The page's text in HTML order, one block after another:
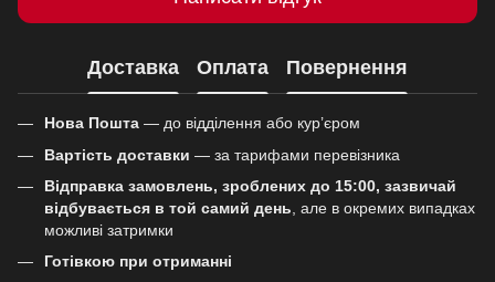
Доставка Оплата Повернення
Нова Пошта — до відділення або кур’єром
Вартість доставки — за тарифами перевізника
Відправка замовлень, зроблених до 15:00, зазвичай
відбувається в той самий день , але в окремих випадках
можливі затримки
Готівкою при отриманні